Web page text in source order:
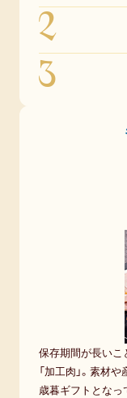
2
3
保存期間が長いこ
「加工肉」。素材
歳暮ギフトとなっ